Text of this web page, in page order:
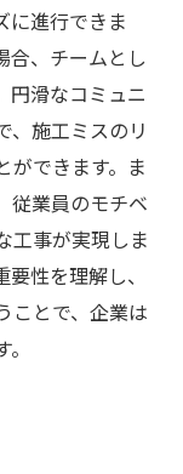
に進行できま
合、チームとし
円滑なコミュニ
、施工ミスのリ
ができます。ま
従業員のモチベ
工事が実現しま
性を理解し、
ことで、企業は